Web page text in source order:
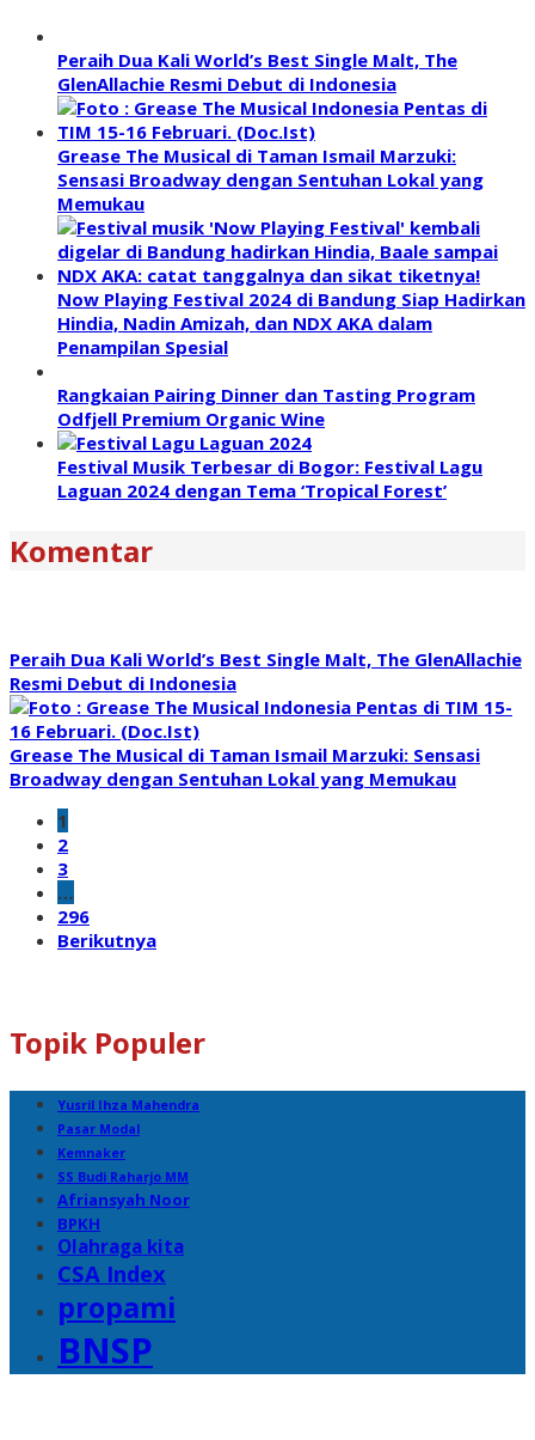
Peraih Dua Kali World’s Best Single Malt, The
GlenAllachie Resmi Debut di Indonesia
Grease The Musical di Taman Ismail Marzuki:
Sensasi Broadway dengan Sentuhan Lokal yang
Memukau
Now Playing Festival 2024 di Bandung Siap Hadirkan
Hindia, Nadin Amizah, dan NDX AKA dalam
Penampilan Spesial
Rangkaian Pairing Dinner dan Tasting Program
Odfjell Premium Organic Wine
Festival Musik Terbesar di Bogor: Festival Lagu
Laguan 2024 dengan Tema ‘Tropical Forest’
Komentar
Peraih Dua Kali World’s Best Single Malt, The GlenAllachie
Resmi Debut di Indonesia
Grease The Musical di Taman Ismail Marzuki: Sensasi
Broadway dengan Sentuhan Lokal yang Memukau
1
2
3
…
296
Berikutnya
Topik Populer
Yusril Ihza Mahendra
Pasar Modal
Kemnaker
SS Budi Raharjo MM
Afriansyah Noor
BPKH
Olahraga kita
CSA Index
propami
BNSP